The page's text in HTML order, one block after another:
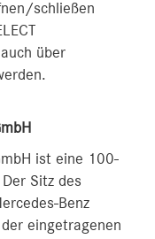
schließen
über
ist eine 100-
Sitz des
Benz
eingetragenen